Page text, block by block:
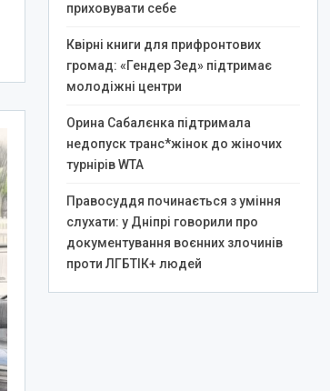
приховувати себе
Квірні книги для прифронтових
громад: «Гендер Зед» підтримає
молодіжні центри
Орина Сабалєнка підтримала
недопуск транс*жінок до жіночих
турнірів WTA
Правосуддя починається з уміння
слухати: у Дніпрі говорили про
документування воєнних злочинів
проти ЛГБТІК+ людей